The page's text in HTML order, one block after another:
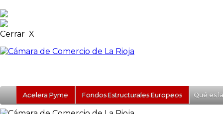
Cerrar X
Acelera Pyme Fondos Estructurales Europeos Qué es